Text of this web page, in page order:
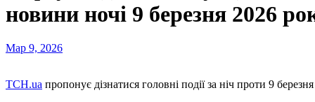
новини ночі 9 березня 2026
Мар 9, 2026
ТСН.ua пропонує дізнатися головні події за ніч проти 9